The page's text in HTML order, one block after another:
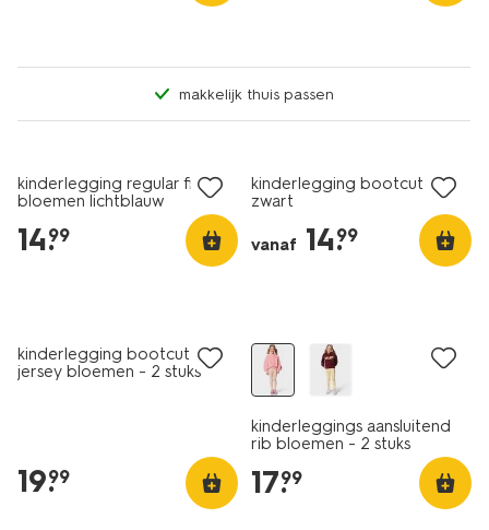
makkelijk thuis passen
kinderlegging regular fit rib
bloemen lichtblauw
14.
99
kinderlegging bootcut rib
zwart
vanaf 14.
99
kinderlegging bootcut rib
jersey bloemen - 2 stuks
19.
99
kinderleggings aansluitend
rib bloemen - 2 stuks
17.
99